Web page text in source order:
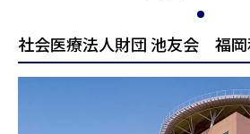
社会医療法人財団 池友会 福